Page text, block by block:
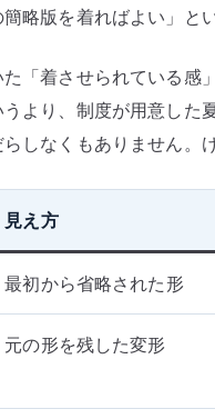
略版を着ればよい」と
「着させられている
より、制度が用意した
しなくもありません。
見え方
最初から省略された形
元の形を残した変形